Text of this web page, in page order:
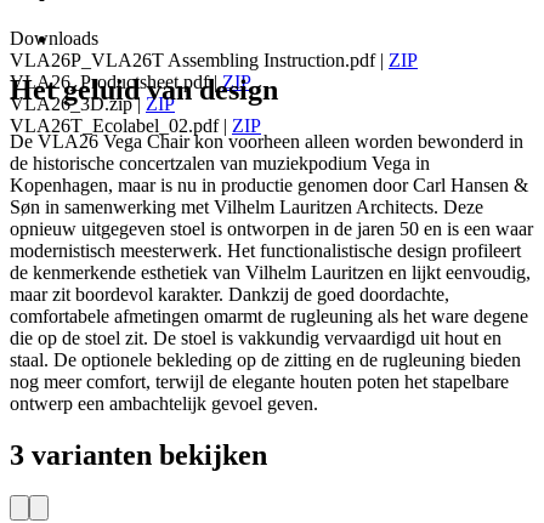
Downloads
VLA26P_VLA26T Assembling Instruction.pdf| ZIP
VLA26_Productsheet.pdf|ZIP
VLA26_3D.zip| ZIP
VLA26T_Ecolabel_02.pdf| ZIP
Het geluid van design
De VLA26 Vega Chair kon voorheen alleen worden bewonderd in
de historische concertzalen van muziekpodium Vega in
Kopenhagen, maar is nu in productie genomen door Carl Hansen &
Søn in samenwerking met Vilhelm Lauritzen Architects. Deze
opnieuw uitgegeven stoel is ontworpen in de jaren 50 en is een waar
modernistisch meesterwerk. Het functionalistische design profileert
de kenmerkende esthetiek van Vilhelm Lauritzen en lijkt eenvoudig,
maar zit boordevol karakter. Dankzij de goed doordachte,
comfortabele afmetingen omarmt de rugleuning als het ware degene
die op de stoel zit. De stoel is vakkundig vervaardigd uit hout en
staal. De optionele bekleding op de zitting en de rugleuning bieden
nog meer comfort, terwijl de elegante houten poten het stapelbare
ontwerp een ambachtelijk gevoel geven.
3 varianten bekijken